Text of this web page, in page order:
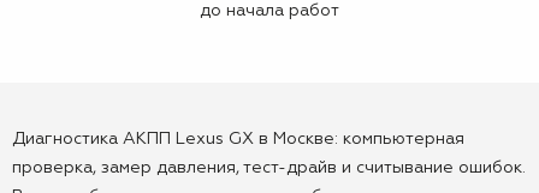
до начала работ
Диагностика АКПП Lexus GX в Москве: компьютерная
проверка, замер давления, тест-драйв и считывание ошибок.